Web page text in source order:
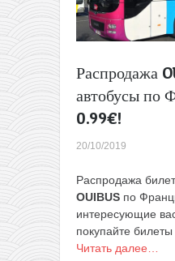
или
даже
США
от
поездку!
Распродажа
автобусы по
0.99€!
20/10/2019
Распродажа
OUIBUS по
интересующие
покупайте
Читать далее…